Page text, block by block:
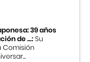
39 años
de ...:Su